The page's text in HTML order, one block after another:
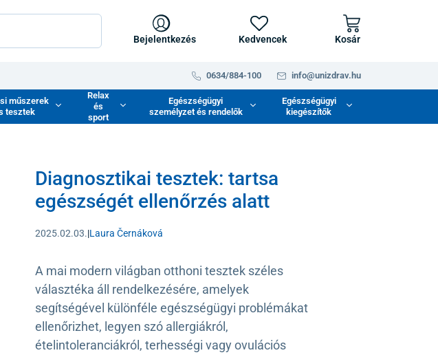
Bejelentkezés Kedvencek Kosár
0634/884-100 info@unizdrav.hu
műszerek
tesztek
Relax
és
sport
Egészségügyi
személyzet és rendelők
Egészségügyi
kiegészítők
Diagnosztikai tesztek: tartsa
egészségét ellenőrzés alatt
2025.02.03.|Laura Černáková
A mai modern világban otthoni tesztek széles
választéka áll rendelkezésére, amelyek
segítségével különféle egészségügyi problémákat
ellenőrizhet, legyen szó allergiákról,
ételintoleranciákról, terhességi vagy ovulációs